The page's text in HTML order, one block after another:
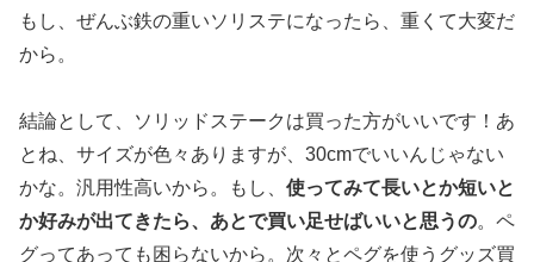
もし、ぜんぶ鉄の重いソリステになったら、重くて大変だ
から。
結論として、ソリッドステークは買った方がいいです！あ
とね、サイズが色々ありますが、30cmでいいんじゃない
かな。汎用性高いから。もし、 使ってみて長いとか短いと
か好みが出てきたら、あとで買い足せばいいと思うの。 ペ
グってあっても困らないから。次々とペグを使うグッズ買